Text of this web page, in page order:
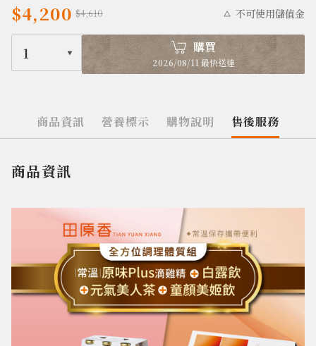
$4,200 $4,610 不可使用儲值金
1 購買
2026/08/11 最快送達
商品資訊 營養標示 購物說明 售後服務
商品資訊